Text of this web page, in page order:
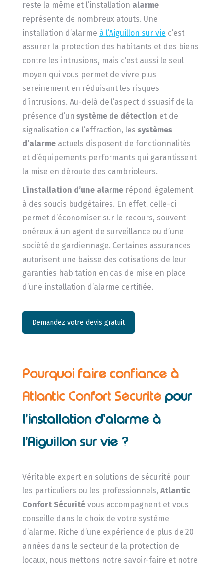
reste la même et l’installation alarme
représente de nombreux atouts. Une
installation d’alarme à l’Aiguillon sur vie c’est
assurer la protection des habitants et des biens
contre les intrusions, mais c’est aussi le seul
moyen qui vous permet de vivre plus
sereinement en réduisant les risques
d’intrusions. Au-delà de l’aspect dissuasif de la
présence d’un système de détection et de
signalisation de l’effraction, les systèmes
d’alarmeactuels disposent de fonctionnalités
et d’équipements performants qui garantissent
la mise en déroute des cambrioleurs.
L’installation d’une alarmerépond également
à des soucis budgétaires. En effet, celle-ci
permet d’économiser sur le recours, souvent
onéreux à un agent de surveillance ou d’une
société de gardiennage. Certaines assurances
autorisent une baisse des cotisations de leur
garanties habitation en cas de mise en place
d’une installation d’alarme certifiée.
Demandez votre devis gratuit
Pourquoi faire confiance à
Atlantic Confort Sécurité pour
l’installation d’alarme à
l’Aiguillon sur vie ?
Véritable expert en solutions de sécurité pour
les particuliers ou les professionnels, Atlantic
Confort Sécuritévous accompagnent et vous
conseille dans le choix de votre système
d’alarme. Riche d’une expérience de plus de 20
années dans le secteur de la protection de
locaux, nous mettons notre savoir-faire et notre